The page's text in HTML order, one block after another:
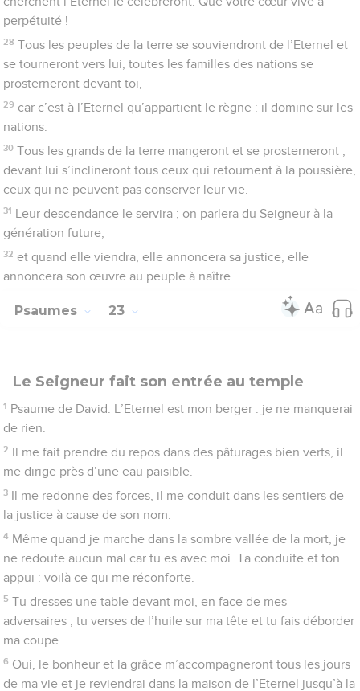
1 Psaume de David. L’Eternel est mon berger : je ne manquerai
de rien.
2 Il me fait prendre du repos dans des pâturages bien verts, il
me dirige près d’une eau paisible.
3 Il me redonne des forces, il me conduit dans les sentiers de
la justice à cause de son nom.
4 Même quand je marche dans la sombre vallée de la mort, je
ne redoute aucun mal car tu es avec moi. Ta conduite et ton
appui : voilà ce qui me réconforte.
5
Tu dresses une table devant moi, en face de mes
adversaires ; tu verses de l’huile sur ma tête et tu fais déborder
ma coupe.
6 Oui, le bonheur et la grâce m’accompagneront tous les jours
de ma vie et je reviendrai dans la maison de l’Eternel jusqu’à la
fin de mes jours.
Fais-moi connaître ta volonté et pardonne
mes torts
1 Psaume de David. *C’est à l’Eternel qu’appartient la terre
avec tout ce qu’elle contient, le monde avec tous ceux qui
l’habitent,
2 car il l’a fondée sur les mers et affermie sur les fleuves.
3 Qui pourra monter à la montagne de l’Eternel ? Qui pourra se
tenir dans son lieu saint ?
4 Celui qui a les mains innocentes et le cœur pur, celui qui ne
se livre pas au mensonge et qui ne fait pas de serments
trompeurs.
5 Il obtiendra la bénédiction de l’Eternel, la justice du Dieu de
son salut.